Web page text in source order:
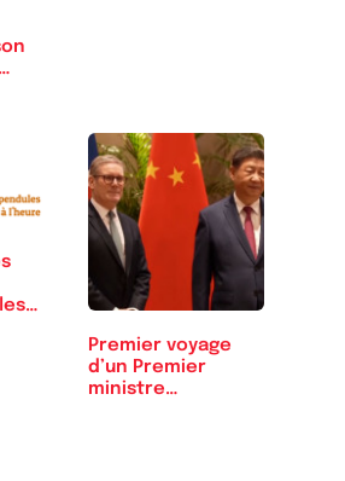
Premier voyage
d’un Premier
ministre